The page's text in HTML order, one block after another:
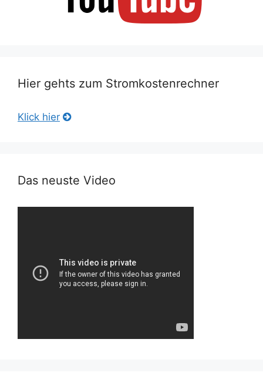
Hier gehts zum Stromkostenrechner
Klick hier
Das neuste Video